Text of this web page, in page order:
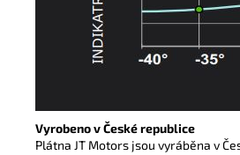
Vyrobeno v České republice
Plátna JT Motors jsou vyráběna v